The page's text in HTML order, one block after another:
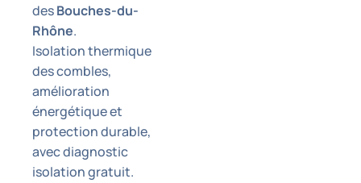
desBouches-du-
Rhône.
Isolation thermique
des combles,
amélioration
énergétique et
protection durable,
avec diagnostic
isolation gratuit.